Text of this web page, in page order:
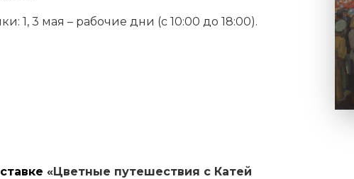
1, 3 мая – рабочие дни (с 10:00 до 18:00).
«Цветные путешествия с Катей